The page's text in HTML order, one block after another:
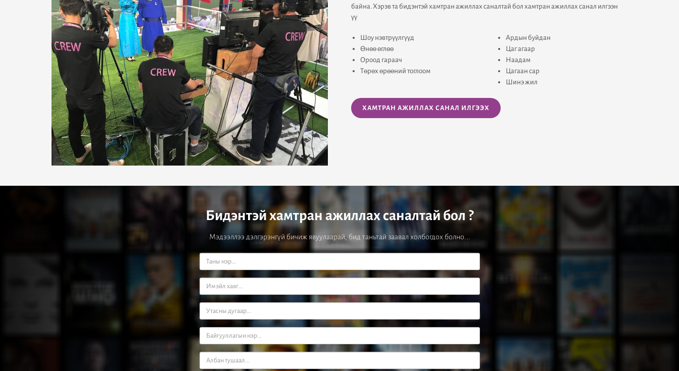
байна. Хэрэв та бидэнтэй хамтран ажиллах саналтай бол хамтран ажиллах санал илгээн
үү
Шоу нэвтрүүлгүүд
Өнөө өглөө
Ороод гараач
Төрөх өрөөний тоглоом
Ардын буйдан
Цаг агаар
Наадам
Цагаан сар
Шинэ жил
ХАМТРАН АЖИЛЛАХ САНАЛ ИЛГЭЭХ
Бидэнтэй хамтран ажиллах саналтай бол ?
Мэдээллээ дэлгэрэнгүй бичиж явуулаарай, бид таньтай заавал холбогдох болно...